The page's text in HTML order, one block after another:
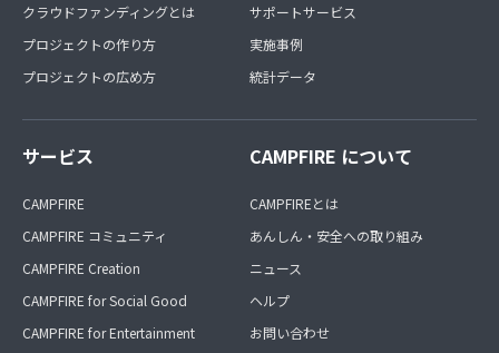
クラウドファンディングとは
プロジェクトの作り方
プロジェクトの広め方
サポートサービス
実施事例
統計データ
サービス
CAMPFIRE
CAMPFIRE コミュニティ
CAMPFIRE Creation
CAMPFIRE for Social Good
CAMPFIRE for Entertainment
CAMPFIRE について
CAMPFIREとは
あんしん・安全への取り組み
ニュース
ヘルプ
お問い合わせ